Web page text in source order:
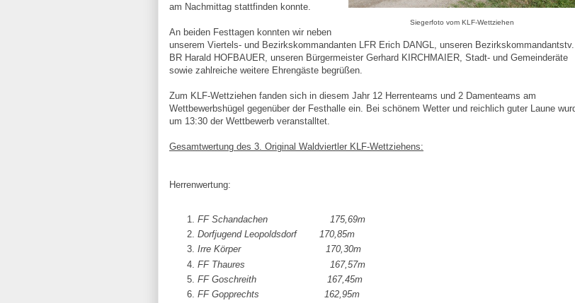
Siegerfoto vom KLF-Wettziehen
am Nachmittag stattfinden konnte.
An beiden Festtagen konnten wir neben
unserem Viertels- und Bezirkskommandanten LFR Erich DANGL, unseren Bezirkskommandantstv.
BR Harald HOFBAUER, unseren Bürgermeister Gerhard KIRCHMAIER, Stadt- und Gemeinderäte
sowie zahlreiche weitere Ehrengäste begrüßen.
Zum KLF-Wettziehen fanden sich in diesem Jahr 12 Herrenteams und 2 Damenteams am
Wettbewerbshügel gegenüber der Festhalle ein. Bei schönem Wetter und reichlich guter Laune
um 13:30 der Wettbewerb veranstalltet.
Gesamtwertung des 3. Original Waldviertler KLF-Wettziehens:
Herrenwertung:
FF Schandachen 175,69m
Dorfjugend Leopoldsdorf 170,85m
Irre Körper 170,30m
FF Thaures 167,57m
FF Goschreith 167,45m
FF Gopprechts 162,95m